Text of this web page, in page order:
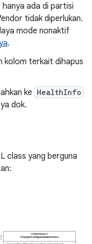
ada di partisi
tidak diperlukan.
mode nonaktif
.
kolom terkait dihapus
ke HealthInfo
dok.
class yang berguna